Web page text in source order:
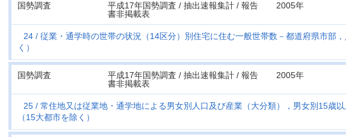
国勢調査
平成17年国勢調査 / 抽出速報集計 / 報告
書非掲載表
2005年
24
従業・通学時の世帯の状況（14区分）別住宅に住む一般世帯数－都道府県市部
く）
国勢調査
平成17年国勢調査 / 抽出速報集計 / 報告
書非掲載表
2005年
25
常住地又は従業地・通学地による男女別人口及び産業（大分類），男女別15歳
（15大都市を除く）